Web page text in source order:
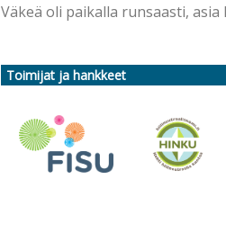
Väkeä oli paikalla runsaasti,
Toimijat ja hankkeet